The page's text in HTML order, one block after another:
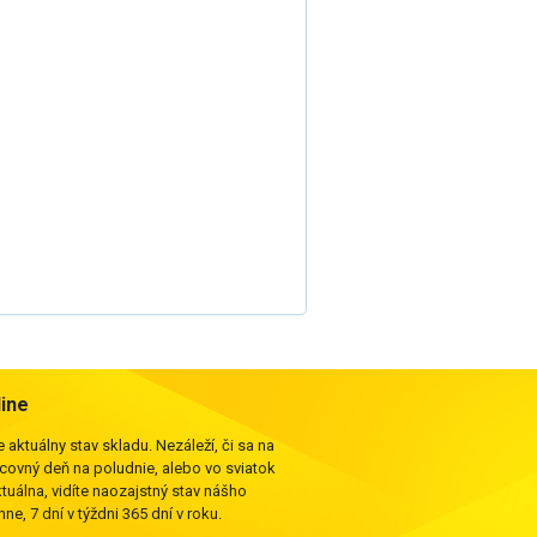
aktuálny stav skladu. Nezáleží, či sa na
deň na poludnie, alebo vo sviatok
vidíte naozajstný stav nášho
7 dní v týždni 365 dní v roku.